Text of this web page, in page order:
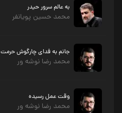
به عالم سرور حیدر
محمد حسین پویانفر
جانم به فدای چارگوش حرمت
محمد رضا نوشه ور
وقت عمل رسیده
محمد رضا نوشه ور